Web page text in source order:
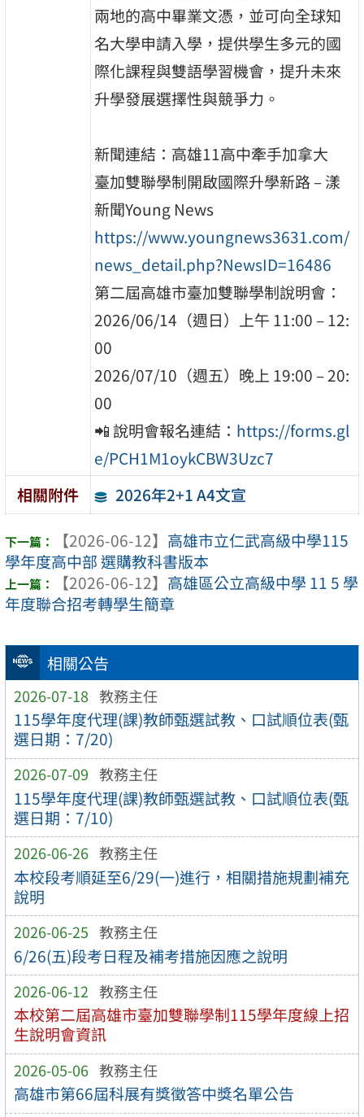
相關公告
2026-07-18 教務主任
115學年度代理(課)教師甄選試教、口試順位表(甄
選日期：7/20)
2026-07-09 教務主任
115學年度代理(課)教師甄選試教、口試順位表(甄
選日期：7/10)
2026-06-26 教務主任
本校段考順延至6/29(一)進行，相關措施規劃補充
說明
2026-06-25 教務主任
6/26(五)段考日程及補考措施因應之說明
2026-06-12 教務主任
本校第二屆高雄市臺加雙聯學制115學年度線上招
生說明會資訊
2026-05-06 教務主任
高雄市第66屆科展有獎徵答中獎名單公告
兩地的高中畢業文憑，並可向全球知
名大學申請入學，提供學生多元的國
際化課程與雙語學習機會，提升未來
升學發展選擇性與競爭力。
新聞連結：高雄11高中牽手加拿大
臺加雙聯學制開啟國際升學新路 – 漾
新聞Young News
https://www.youngnews3631.com/
news_detail.php?NewsID=16486
第二屆高雄市臺加雙聯學制說明會：
2026/06/14（週日）上午 11:00 – 12:
00
2026/07/10（週五）晚上 19:00 – 20:
00
📲 說明會報名連結： https://forms.gl
e/PCH1M1oykCBW3Uzc7
相關附件
2026年2+1 A4文宣
【2026-06-12】 高雄市立仁武高級中學115
學年度高中部 選購教科書版本
【2026-06-12】 高雄區公立高級中學 11 5 學
年度聯合招考轉學生簡章